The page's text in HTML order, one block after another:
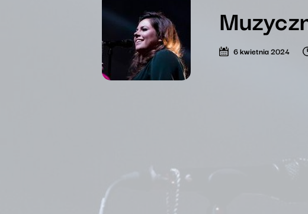
6 kwietnia 2024